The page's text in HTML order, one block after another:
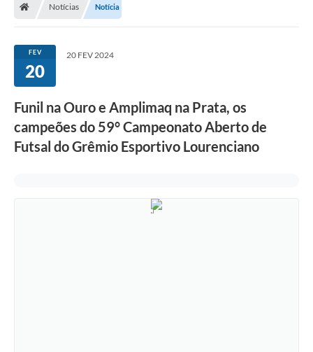
Notícias Notícia
FEV
20
20 FEV 2024
Funil na Ouro e Amplimaq na Prata, os
campeões do 59° Campeonato Aberto de
Futsal do Grêmio Esportivo Lourenciano